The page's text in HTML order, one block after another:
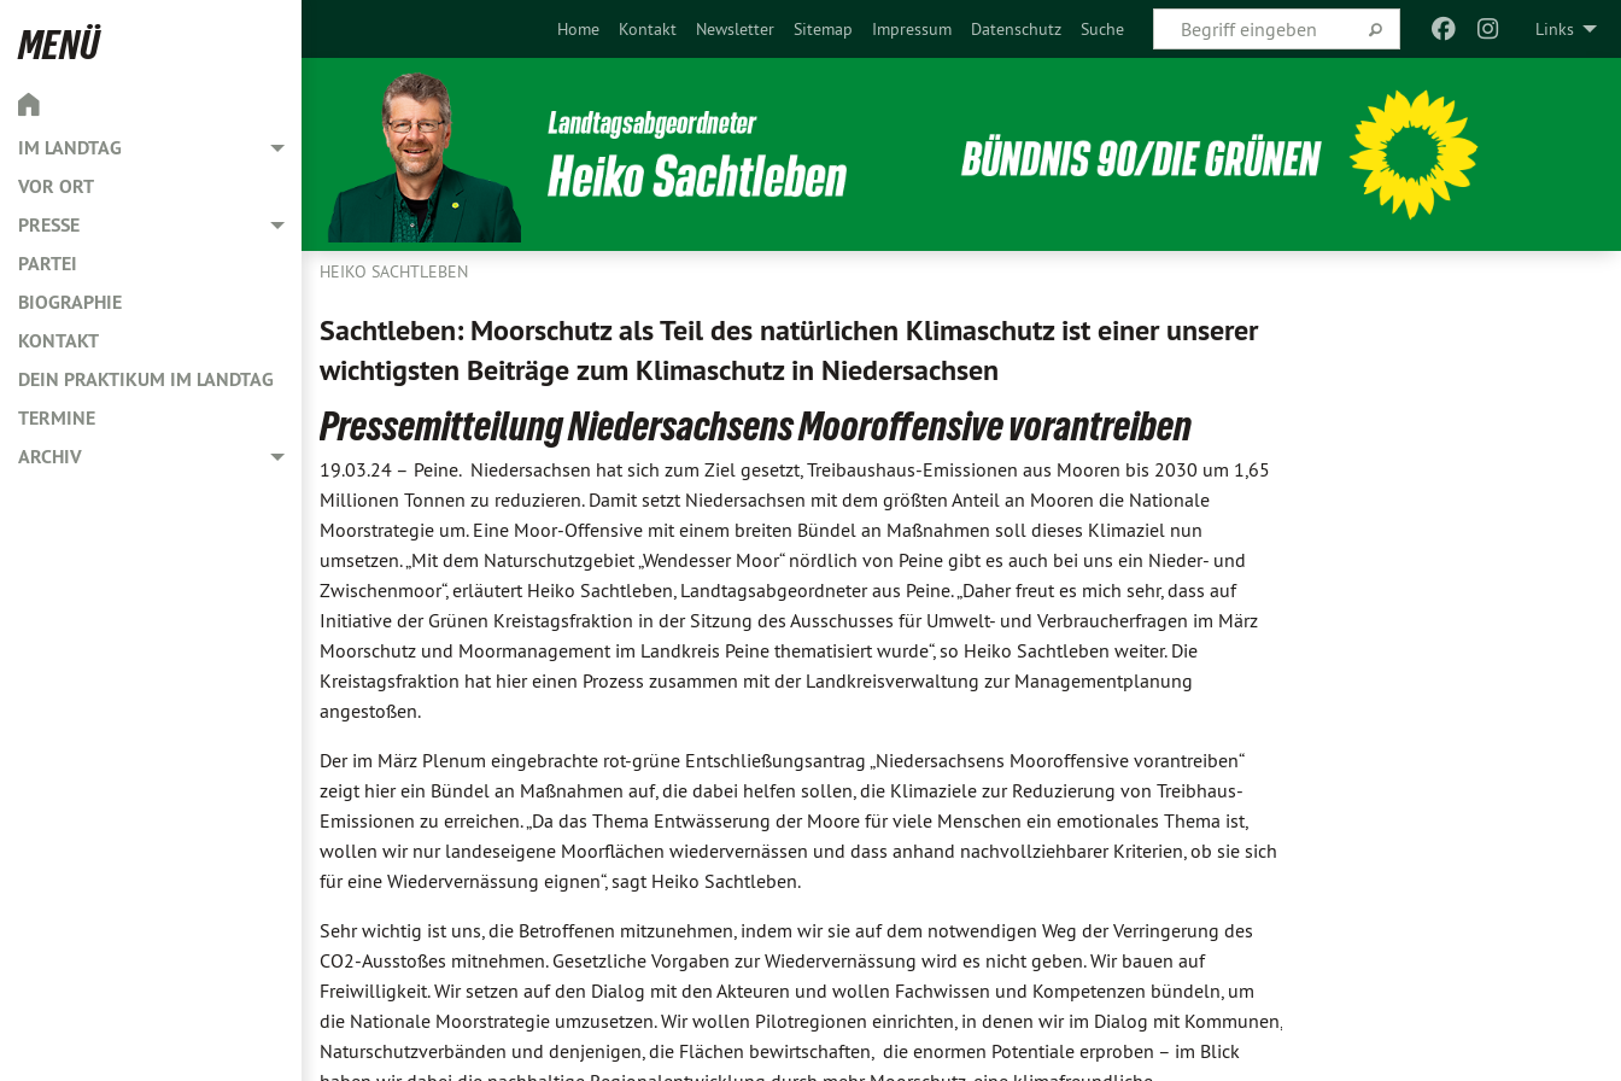
MENÜ
IM LANDTAG Toggle menu
VOR ORT
PRESSE
Toggle menu
PARTEI
BIOGRAPHIE
KONTAKT
DEIN PRAKTIKUM IM LANDTAG
TERMINE
ARCHIV
Toggle menu
Links
Home Kontakt Newsletter Sitemap Impressum Datenschutz Suche
HEIKO SACHTLEBEN
Sachtleben: Moorschutz als Teil des natürlichen Klimaschutz ist einer unserer
wichtigsten Beiträge zum Klimaschutz in Niedersachsen
Pressemitteilung Niedersachsens Mooroffensive vorantreiben
19.03.24 – Peine. Niedersachsen hat sich zum Ziel gesetzt, Treibaushaus-Emissionen aus Mooren bis 2030 um 1,65
Millionen Tonnen zu reduzieren. Damit setzt Niedersachsen mit dem größten Anteil an Mooren die Nationale
Moorstrategie um. Eine Moor-Offensive mit einem breiten Bündel an Maßnahmen soll dieses Klimaziel nun
umsetzen. „Mit dem Naturschutzgebiet „Wendesser Moor“ nördlich von Peine gibt es auch bei uns ein Nieder- und
Zwischenmoor“, erläutert Heiko Sachtleben, Landtagsabgeordneter aus Peine. „Daher freut es mich sehr, dass auf
Initiative der Grünen Kreistagsfraktion in der Sitzung des Ausschusses für Umwelt- und Verbraucherfragen im März
Moorschutz und Moormanagement im Landkreis Peine thematisiert wurde“, so Heiko Sachtleben weiter. Die
Kreistagsfraktion hat hier einen Prozess zusammen mit der Landkreisverwaltung zur Managementplanung
angestoßen.
Der im März Plenum eingebrachte rot-grüne Entschließungsantrag „Niedersachsens Mooroffensive vorantreiben“
zeigt hier ein Bündel an Maßnahmen auf, die dabei helfen sollen, die Klimaziele zur Reduzierung von Treibhaus-
Emissionen zu erreichen. „Da das Thema Entwässerung der Moore für viele Menschen ein emotionales Thema ist,
wollen wir nur landeseigene Moorflächen wiedervernässen und dass anhand nachvollziehbarer Kriterien, ob sie sich
für eine Wiedervernässung eignen“, sagt Heiko Sachtleben.
Sehr wichtig ist uns, die Betroffenen mitzunehmen, indem wir sie auf dem notwendigen Weg der Verringerung des
CO2-Ausstoßes mitnehmen. Gesetzliche Vorgaben zur Wiedervernässung wird es nicht geben. Wir bauen auf
Freiwilligkeit. Wir setzen auf den Dialog mit den Akteuren und wollen Fachwissen und Kompetenzen bündeln, um
die Nationale Moorstrategie umzusetzen. Wir wollen Pilotregionen einrichten, in denen wir im Dialog mit Kommunen,
Naturschutzverbänden und denjenigen, die Flächen bewirtschaften, die enormen Potentiale erproben – im Blick